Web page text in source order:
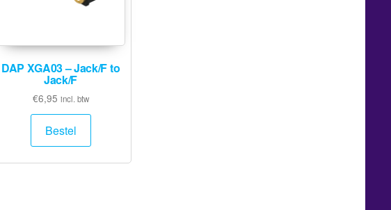
DAP XGA03 – Jack/F to
Jack/F
€6,95 incl. btw
Bestel